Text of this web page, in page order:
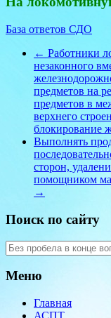
База ответов СДО
← Работники
незаконного
предметов на
предметов в
верхнего
блокирование
Выполнять
сторон,
помощником
→
Поиск по сайту
Меню
Главная
АСПТ